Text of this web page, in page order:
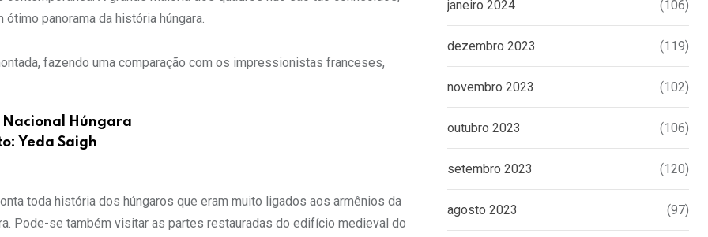
panorama da história húngara.
fazendo uma comparação com os impressionistas franceses,
Húngara
Yeda Saigh
toda história dos húngaros que eram muito ligados aos armênios da
Pode-se também visitar as partes restauradas do edifício medieval do
janeiro 2024 (106)
dezembro 2023 (119)
novembro 2023 (102)
outubro 2023 (106)
setembro 2023 (120)
agosto 2023 (97)